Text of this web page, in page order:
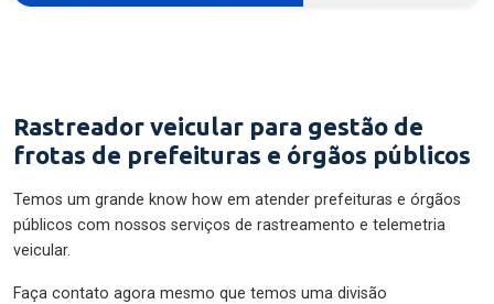
Rastreador veicular para gestão de
frotas de prefeituras e órgãos públicos
Temos um grande know how em atender prefeituras e órgãos
públicos com nossos serviços de rastreamento e telemetria
veicular.
Faça contato agora mesmo que temos uma divisão